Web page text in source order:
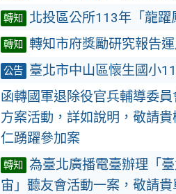
轉知 北投區公所113年「龍
轉知 轉知市府獎勵研究報告
公告 臺北市中山區懷生國小
函轉國軍退除役官兵輔導委
方案活動，詳如說明，敬請
仁踴躍參加案
轉知
為臺北廣播電臺辦理「
宙」聽友會活動一案，敬請貴